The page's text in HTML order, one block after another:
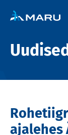
ajalehes